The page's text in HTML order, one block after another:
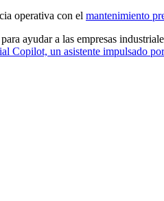
operativa con el mantenimiento
ayudar a las empresas
Copilot, un asistente impulsado